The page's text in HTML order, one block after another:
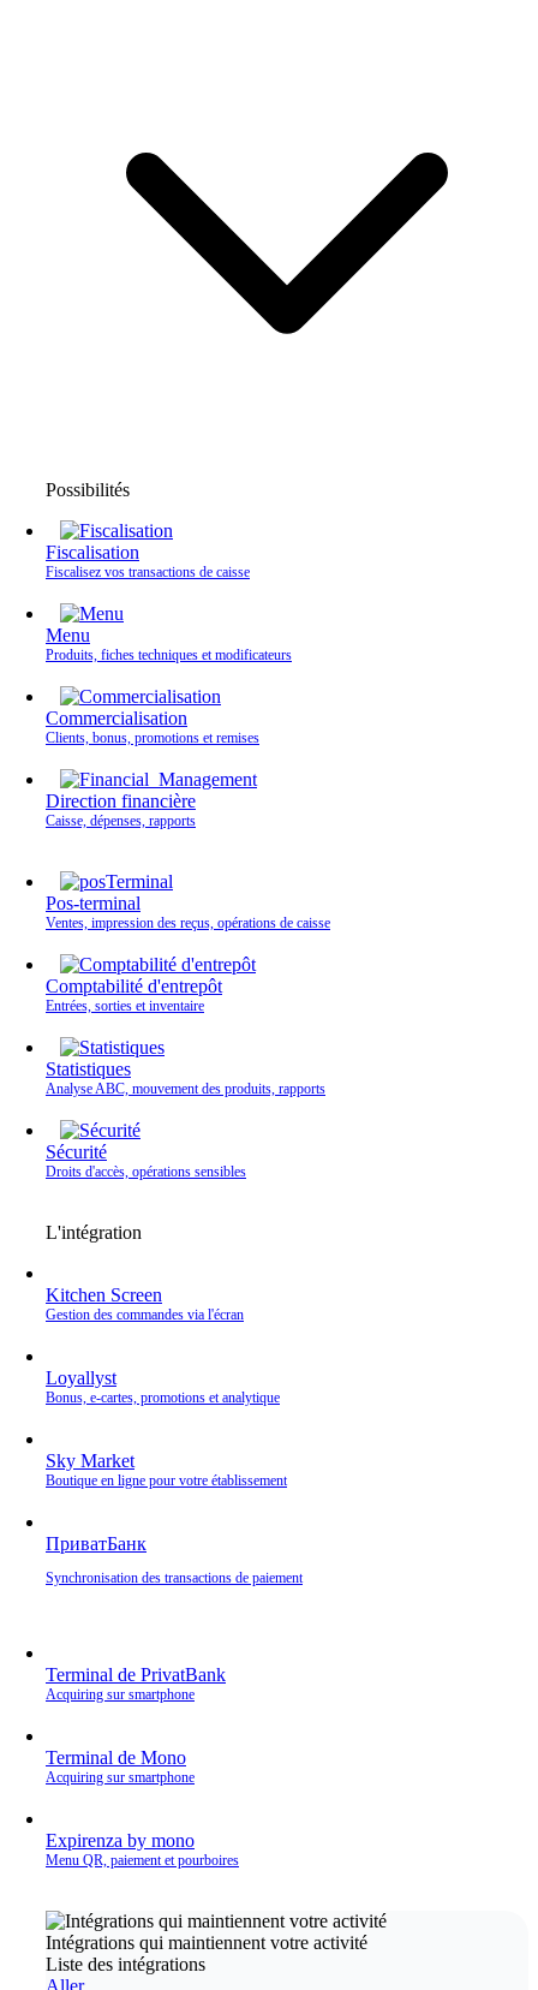
Possibilités
Fiscalisation
Fiscalisez vos transactions de caisse
Menu
Produits, fiches techniques et modificateurs
Commercialisation
Clients, bonus, promotions et remises
Direction financière
Caisse, dépenses, rapports
Pos-terminal
Ventes, impression des reçus, opérations de caisse
Comptabilité d'entrepôt
Entrées, sorties et inventaire
Statistiques
Analyse ABC, mouvement des produits, rapports
Sécurité
Droits d'accès, opérations sensibles
L'intégration
Kitchen Screen
Gestion des commandes via l'écran
Loyallyst
Bonus, e‑cartes, promotions et analytique
Sky Market
Boutique en ligne pour votre établissement
ПриватБанк
Synchronisation des transactions de paiement
Terminal de PrivatBank
Acquiring sur smartphone
Terminal de Mono
Acquiring sur smartphone
Expirenza by mono
Menu QR, paiement et pourboires
Intégrations qui maintiennent votre activité
Liste des intégrations
Aller